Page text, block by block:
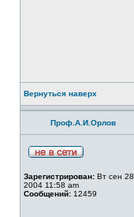
Вернуться наверх
Проф.А.И.Орлов
Зарегистрирован: Вт сен 28,
2004 11:58 am
Сообщений: 12459